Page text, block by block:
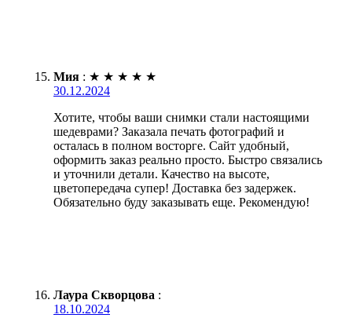
Мия : ★ ★ ★ ★ ★
30.12.2024
Хотите, чтобы ваши снимки стали настоящими
шедеврами? Заказала печать фотографий и
осталась в полном восторге. Сайт удобный,
оформить заказ реально просто. Быстро связались
и уточнили детали. Качество на высоте,
цветопередача супер! Доставка без задержек.
Обязательно буду заказывать еще. Рекомендую!
Лаура Скворцова :
18.10.2024